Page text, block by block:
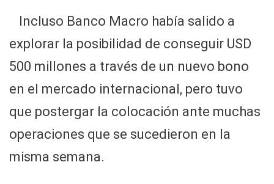
Incluso Banco Macro había salido a
explorar la posibilidad de conseguir USD
500 millones a través de un nuevo bono
en el mercado internacional, pero tuvo
que postergar la colocación ante muchas
operaciones que se sucedieron en la
misma semana.